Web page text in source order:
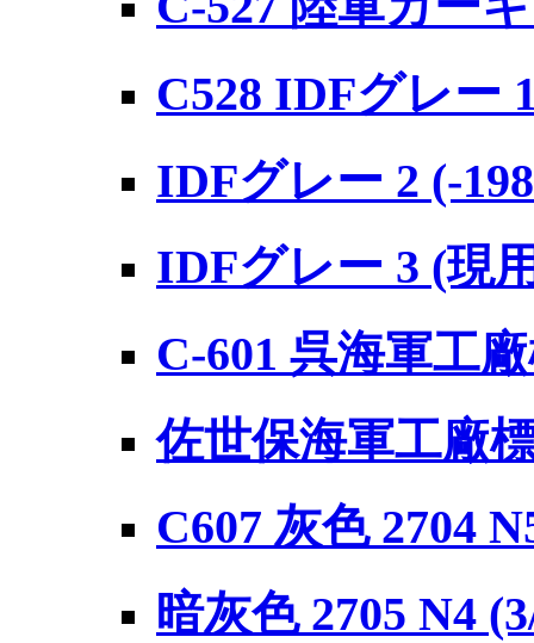
C528 IDFグレー
IDFグレー 2 (-
IDFグレー 3 (現
C-601 呉海軍工
佐世保海軍工廠
C607 灰色 2704
暗灰色 2705 N4